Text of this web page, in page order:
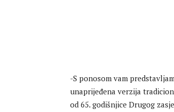
-S ponosom vam
unaprijeđena verzija
od 65. godišnjice Drugog